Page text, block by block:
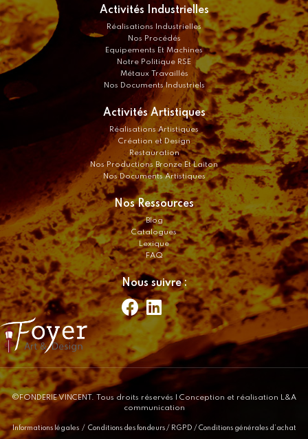
Activités Industrielles
Réalisations Industrielles
Nos Procédés
Equipements Et Machines
Notre Politique RSE
Métaux Travaillés
Nos Documents Industriels
Activités Artistiques
Réalisations Artistiques
Création et Design
Restauration
Nos Productions Bronze Et Laiton
Nos Documents Artistiques
Nos Ressources
Blog
Catalogues
Lexique
FAQ
Nous suivre :
©FONDERIE VINCENT. Tous droits réservés | Conception et réalisation L&A
communication
Informations légales/ Conditions des fondeurs/ RGPD / Conditions générales d’achat